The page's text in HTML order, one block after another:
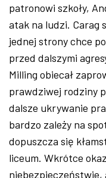
patronowi szkoły,
atak na ludzi. Carag
jednej strony chce
przed dalszymi
Milling obiecał
prawdziwej rodziny
dalsze ukrywanie
bardzo zależy na
dopuszcza się
liceum. Wkrótce
niebezpieczeństwie,